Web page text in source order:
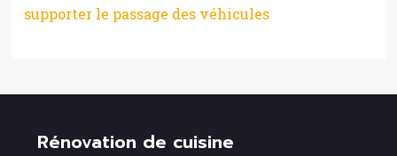
supporter le passage des véhicules
Rénovation de cuisine